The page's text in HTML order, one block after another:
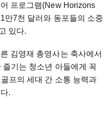
프로그램(New Horizons
1만7천 달러와 동포들의 소중
있다.
김영재 총영사는 축사에서
즐기는 청소년 아들에게 꼭
프의 세대 간 소통 능력과
.